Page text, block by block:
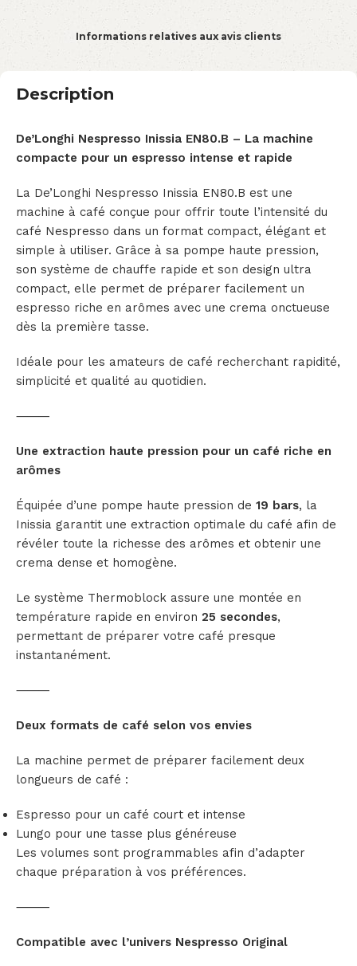
Informations relatives aux avis clients
Description
De’Longhi Nespresso Inissia EN80.B – La machine
compacte pour un espresso intense et rapide
La De’Longhi Nespresso Inissia EN80.B est une
machine à café conçue pour offrir toute l’intensité du
café Nespresso dans un format compact, élégant et
simple à utiliser. Grâce à sa pompe haute pression,
son système de chauffe rapide et son design ultra
compact, elle permet de préparer facilement un
espresso riche en arômes avec une crema onctueuse
dès la première tasse.
Idéale pour les amateurs de café recherchant rapidité,
simplicité et qualité au quotidien.
⸻
Une extraction haute pression pour un café riche en
arômes
Équipée d’une pompe haute pression de 19 bars, la
Inissia garantit une extraction optimale du café afin de
révéler toute la richesse des arômes et obtenir une
crema dense et homogène.
Le système Thermoblock assure une montée en
température rapide en environ 25 secondes,
permettant de préparer votre café presque
instantanément.
⸻
Deux formats de café selon vos envies
La machine permet de préparer facilement deux
longueurs de café :
Espresso pour un café court et intense
Lungo pour une tasse plus généreuse
Les volumes sont programmables afin d’adapter
chaque préparation à vos préférences.
⸻
Compatible avec l’univers Nespresso Original